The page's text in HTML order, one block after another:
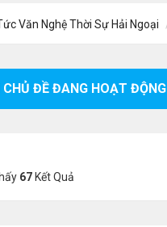
Văn Nghệ Thời Sự Hải Ngoại
CHỦ ĐỀ ĐANG HOẠT ĐỘNG
67 Kết Quả